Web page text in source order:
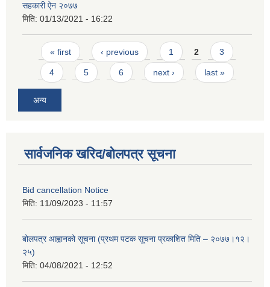
सहकारी ऐन २०७७
मिति: 01/13/2021 - 16:22
Pages
« first ‹ previous 1 2 3
4 5 6 next › last »
अन्य
सार्वजनिक खरिद/बोलपत्र सूचना
Bid cancellation Notice
मिति: 11/09/2023 - 11:57
बोलपत्र आह्वानको सूचना (प्रथम पटक सूचना प्रकाशित मिति – २०७७।१२।
२५)
मिति: 04/08/2021 - 12:52